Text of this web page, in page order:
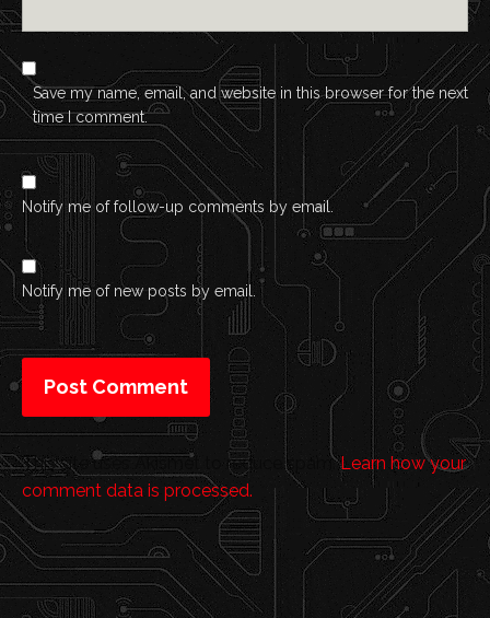
Save my name, email, and website in this browser for the next
time I comment.
Notify me of follow-up comments by email.
Notify me of new posts by email.
This site uses Akismet to reduce spam.Learn how your
comment data is processed.